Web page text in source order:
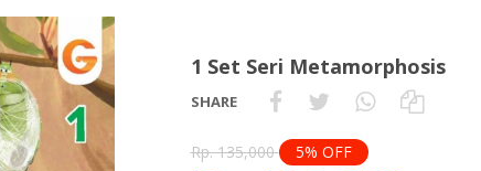
1 Set Seri Metamorphosis
SHARE
Rp. 135,000 5% OFF